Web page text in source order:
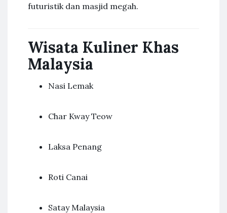
futuristik dan masjid megah.
Wisata Kuliner Khas
Malaysia
Nasi Lemak
Char Kway Teow
Laksa Penang
Roti Canai
Satay Malaysia